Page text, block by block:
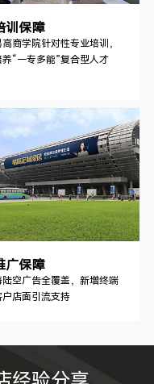
训保障
高商学院针对性专业培训，
养“一专多能”复合型人才
广保障
陆空广告全覆盖，新增终端
户店面引流支持